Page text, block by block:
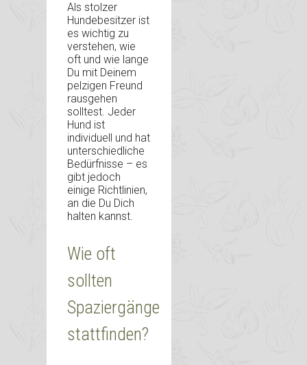
Als stolzer
Hundebesitzer ist
es wichtig zu
verstehen, wie
oft und wie lange
Du mit Deinem
pelzigen Freund
rausgehen
solltest. Jeder
Hund ist
individuell und hat
unterschiedliche
Bedürfnisse – es
gibt jedoch
einige Richtlinien,
an die Du Dich
halten kannst.
Wie oft
sollten
Spaziergänge
stattfinden?